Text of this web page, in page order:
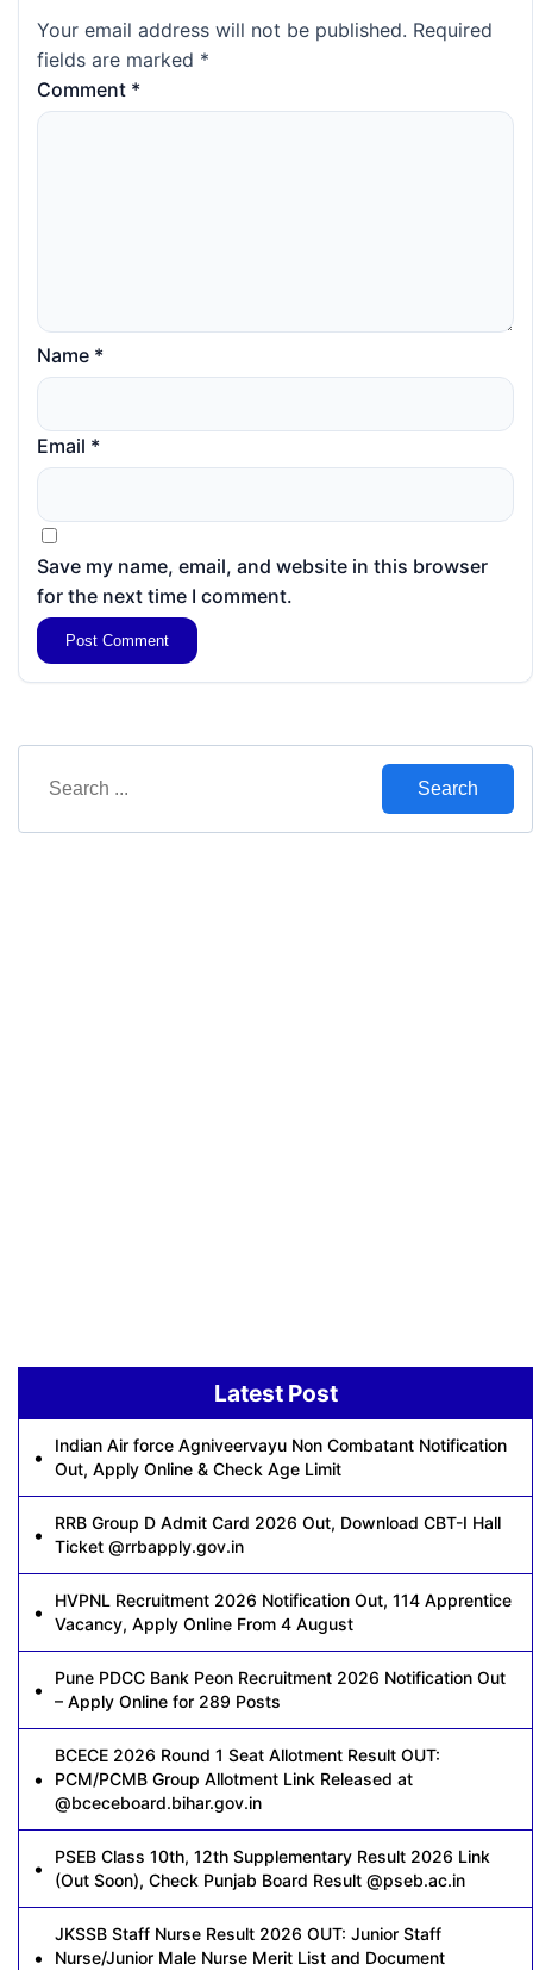
Your email address will not be published. Required
fields are marked *
Comment *
Name *
Email *
Save my name, email, and website in this browser
for the next time I comment.
Search
Latest Post
Indian Air force Agniveervayu Non Combatant Notification
Out, Apply Online & Check Age Limit
RRB Group D Admit Card 2026 Out, Download CBT-I Hall
Ticket @rrbapply.gov.in
HVPNL Recruitment 2026 Notification Out, 114 Apprentice
Vacancy, Apply Online From 4 August
Pune PDCC Bank Peon Recruitment 2026 Notification Out
– Apply Online for 289 Posts
BCECE 2026 Round 1 Seat Allotment Result OUT:
PCM/PCMB Group Allotment Link Released at
@bceceboard.bihar.gov.in
PSEB Class 10th, 12th Supplementary Result 2026 Link
(Out Soon), Check Punjab Board Result @pseb.ac.in
JKSSB Staff Nurse Result 2026 OUT: Junior Staff
Nurse/Junior Male Nurse Merit List and Document